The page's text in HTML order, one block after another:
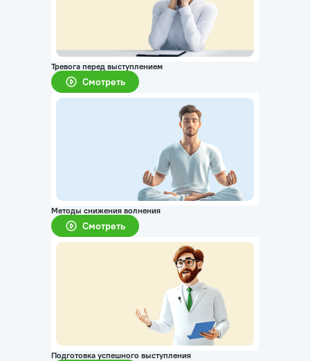
Тревога перед выступлением
Смотреть
Методы снижения волнения
Смотреть
Подготовка успешного выступления